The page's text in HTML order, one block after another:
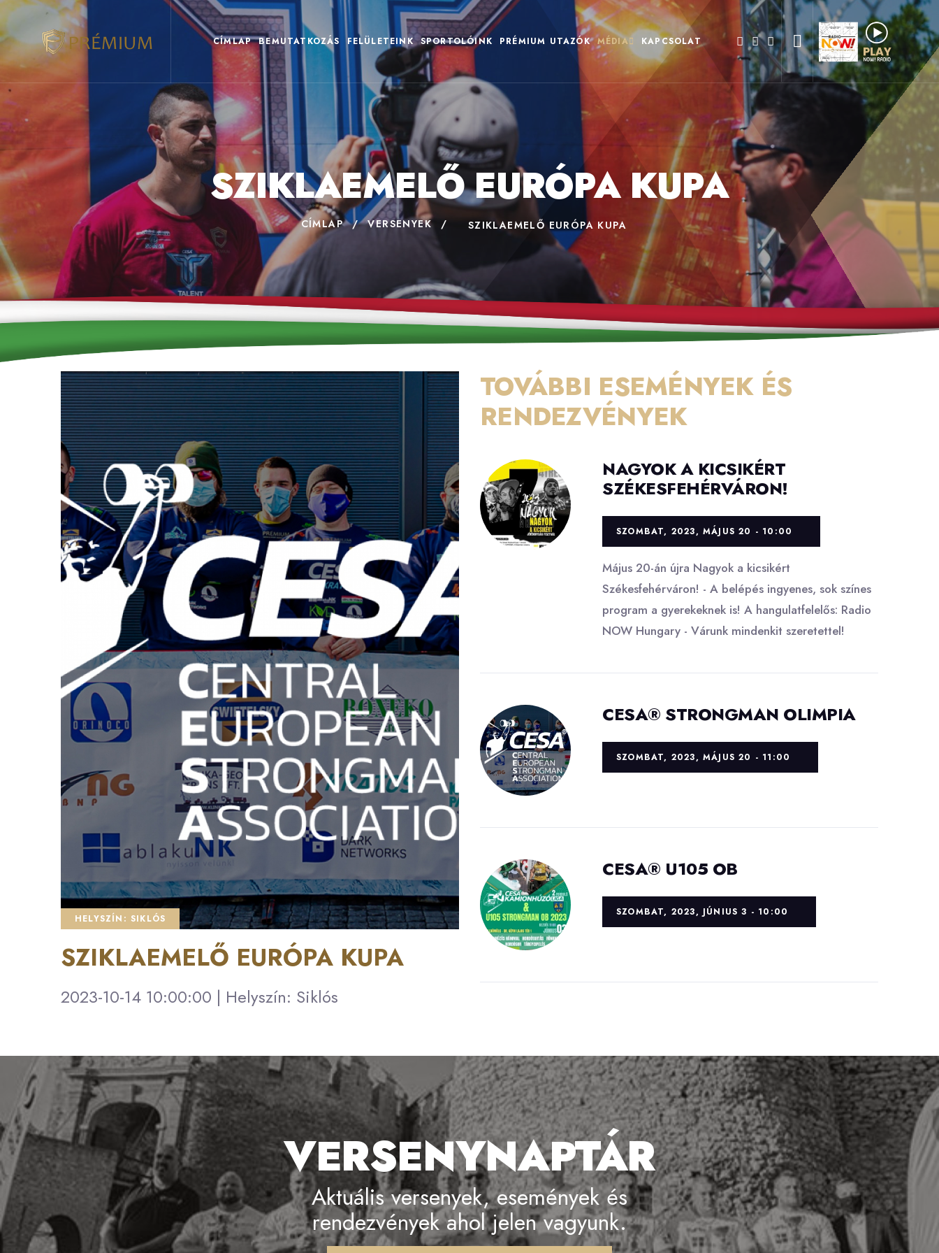
CÍMLAP BEMUTATKOZÁS FELÜLETEINK SPORTOLÓINK PRÉMIUM UTAZÓK MÉDIA KAPCSOLAT
SZIKLAEMELŐ EURÓPA KUPA
CÍMLAP / VERSENYEK / SZIKLAEMELŐ EURÓPA KUPA
HELYSZÍN: SIKLÓS
SZIKLAEMELŐ EURÓPA KUPA
2023-10-14 10:00:00 | Helyszín: Siklós
TOVÁBBI ESEMÉNYEK ÉS
RENDEZVÉNYEK
NAGYOK A KICSIKÉRT
SZÉKESFEHÉRVÁRON!
SZOMBAT, 2023, MÁJUS 20 - 10:00
Május 20-án újra Nagyok a kicsikért
Székesfehérváron! - A belépés ingyenes, sok színes
program a gyerekeknek is! A hangulatfelelős: Radio
NOW Hungary - Várunk mindenkit szeretettel!
CESA® STRONGMAN OLIMPIA
SZOMBAT, 2023, MÁJUS 20 - 11:00
CESA® U105 OB
SZOMBAT, 2023, JÚNIUS 3 - 10:00
VERSENYNAPTÁR
Aktuális versenyek, események és
rendezvények ahol jelen vagyunk.